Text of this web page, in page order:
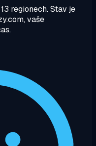
regionech. Stav je
vaše